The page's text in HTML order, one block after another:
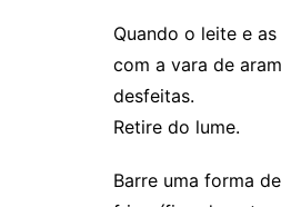
Quando o leite e
com a vara de
desfeitas.
Retire do lume.
Barre uma forma